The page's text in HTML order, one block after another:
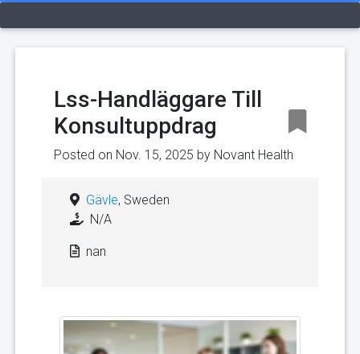
Lss-Handläggare Till
Konsultuppdrag
Posted on Nov. 15, 2025 by Novant Health
Gävle, Sweden
N/A
nan